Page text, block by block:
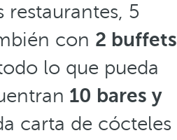
5
con 2 buffets
lo que pueda
10 bares y
carta de cócteles